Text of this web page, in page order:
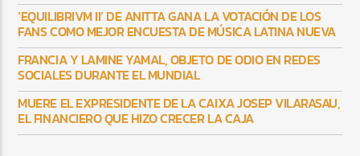
‘EQUILIBRIVM II’ DE ANITTA GANA LA VOTACIÓN DE LOS
FANS COMO MEJOR ENCUESTA DE MÚSICA LATINA NUEVA
FRANCIA Y LAMINE YAMAL, OBJETO DE ODIO EN REDES
SOCIALES DURANTE EL MUNDIAL
MUERE EL EXPRESIDENTE DE LA CAIXA JOSEP VILARASAU,
EL FINANCIERO QUE HIZO CRECER LA CAJA